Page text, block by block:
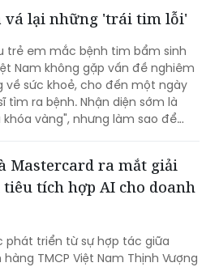
nâng cao hiệu quả vận hành
từ những giao dịch hàng ngày.
trẻ em mắc bệnh tim bẩm sinh
Nam không gặp vấn đề nghiêm
về sức khoẻ, cho đến một ngày
tìm ra bệnh. Nhận diện sớm là
khóa vàng", nhưng làm sao để
chìa khóa ấy đến tay những gia
ở vùng nông thôn, xa xôi,
kiện y tế còn thiếu thốn?
Mastercard ra mắt giải
phát triển từ sự hợp tác giữa
Công ty TNHH FINAN và
thẻ ghi nợ phi vật lý doanh